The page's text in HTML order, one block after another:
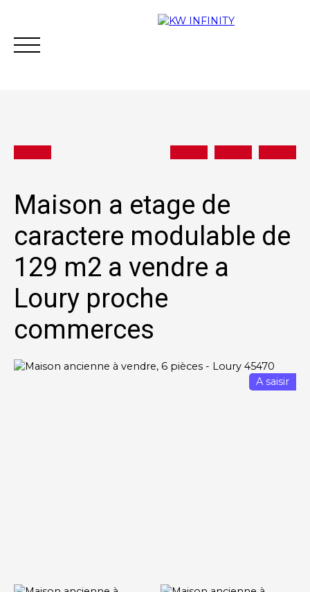
Acheter
Maison a etage de
caractere modulable de
129 m2 a vendre a
Loury proche
commerces
A saisir